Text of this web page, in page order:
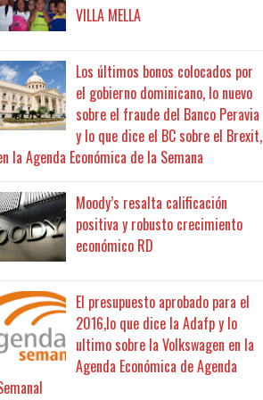
VILLA MELLA
Los últimos bonos colocados por
el gobierno dominicano, lo nuevo
sobre el fraude del Banco Peravia
y lo que dice el BC sobre el Brexit,
la Agenda Económica de la Semana
Moody’s resalta calificación
positiva y robusto crecimiento
económico RD
El presupuesto aprobado para el
2016,lo que dice la Adafp y lo
ultimo sobre la Volkswagen en la
Agenda Económica de Agenda